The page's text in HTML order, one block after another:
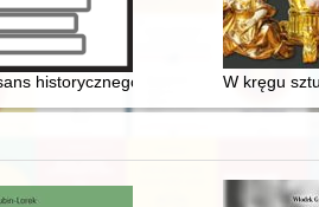
w latach 1920-1939
Sośnicki w okresie toruńskim
historycznego Miasta Żydowskiego
W kręgu